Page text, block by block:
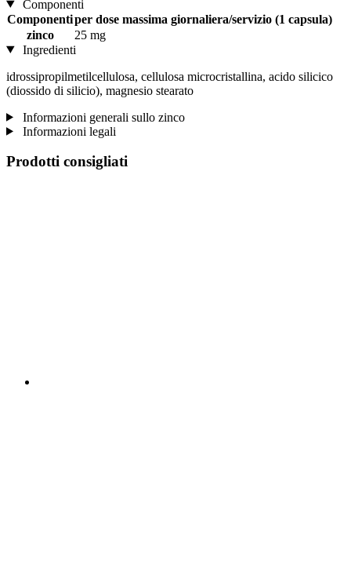
Componenti
Componentiper dose massima giornaliera/servizio (1 capsula)
zinco
25 mg
Ingredienti
idrossipropilmetilcellulosa, cellulosa microcristallina, acido silicico
(diossido di silicio), magnesio stearato
Informazioni generali sullo zinco
Informazioni legali
Prodotti consigliati